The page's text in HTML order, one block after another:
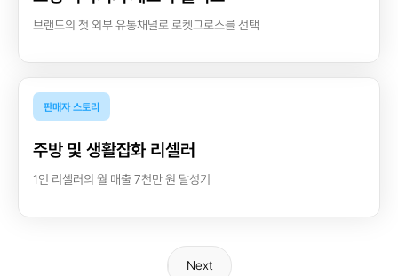
브랜드의 첫 외부 유통채널로 로켓그로스를 선택
판매자 스토리
주방 및 생활잡화 리셀러
1인 리셀러의 월 매출 7천만 원 달성기
Next